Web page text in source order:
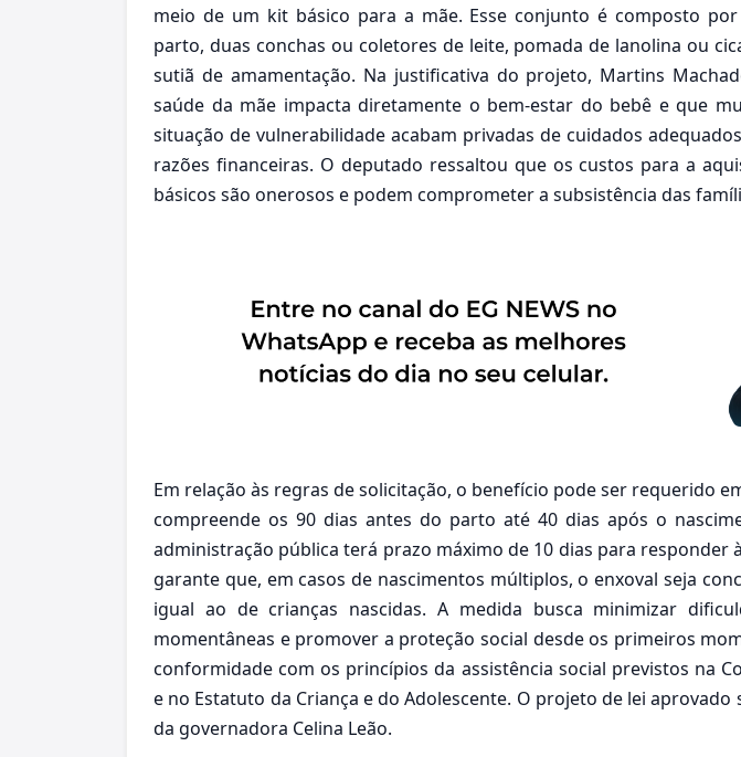
meio de um kit básico para a mãe. Esse conjunto é composto
parto, duas conchas ou coletores de leite, pomada de lanolina ou
sutiã de amamentação. Na justificativa do projeto, Martins
saúde da mãe impacta diretamente o bem-estar do bebê e que
situação de vulnerabilidade acabam privadas de cuidados
razões financeiras. O deputado ressaltou que os custos para a
básicos são onerosos e podem comprometer a subsistência das
Em relação às regras de solicitação, o benefício pode ser requerido
compreende os 90 dias antes do parto até 40 dias após o
administração pública terá prazo máximo de 10 dias para responder
garante que, em casos de nascimentos múltiplos, o enxoval seja
igual ao de crianças nascidas. A medida busca minimizar
momentâneas e promover a proteção social desde os primeiros
conformidade com os princípios da assistência social previstos na
e no Estatuto da Criança e do Adolescente. O projeto de lei aprovado
da governadora Celina Leão.